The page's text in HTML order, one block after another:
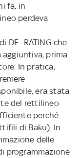
fa, in
perdeva
DE- RATING che
aggiuntiva, prima
In pratica,
era stata
del rettilineo
perché
di Baku). In
delle
programmazione